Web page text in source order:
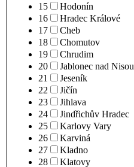
15
Hodonín
16
Hradec Králové
17
Cheb
18
Chomutov
19
Chrudim
20
Jablonec nad Nisou
21
Jeseník
22
Jičín
23
Jihlava
24
Jindřichův Hradec
25
Karlovy Vary
26
Karviná
27
Kladno
28
Klatovy